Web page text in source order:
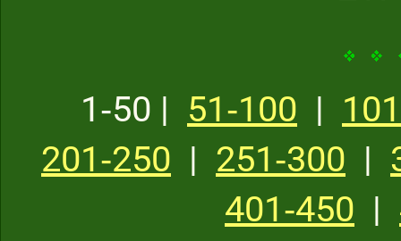
1‑50 | 51‑100 |
201‑250 | 251‑300 |
401‑450 |